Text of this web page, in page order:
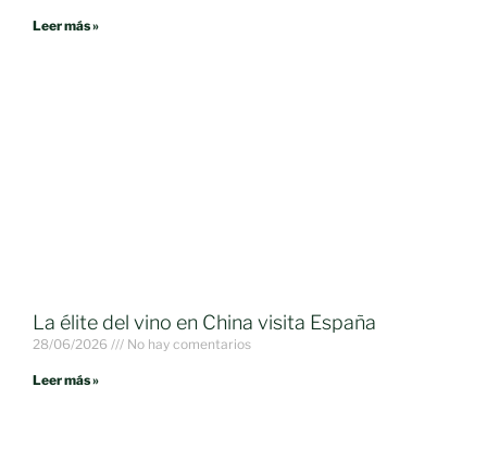
Leer más »
La élite del vino en China visita España
28/06/2026 No hay comentarios
Leer más »